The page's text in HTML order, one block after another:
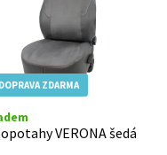
DOPRAVA ZDARMA
VERONA šedá